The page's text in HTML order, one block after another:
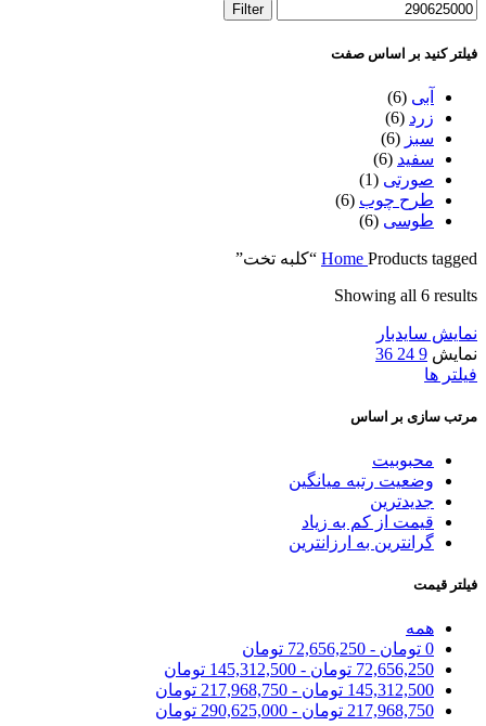
Filter
فیلتر کنید بر اساس صفت
آبی (6)
زرد (6)
سبز (6)
سفید (6)
صورتی (1)
طرح چوب (6)
طوسی (6)
Home Products tagged “کلبه تخت”
Showing all 6 results
نمایش سایدبار
نمایش 9
24
36
فیلتر ها
مرتب سازی بر اساس
محبوبیت
وضعیت رتبه میانگین
جدیدترین
قیمت از کم به زیاد
گرانترین به ارزانترین
فیلتر قیمت
همه
0 تومان -
72,656,250 تومان
72,656,250 تومان -
145,312,500 تومان
145,312,500 تومان -
217,968,750 تومان
217,968,750 تومان -
290,625,000 تومان